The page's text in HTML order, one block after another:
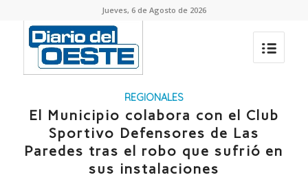
Jueves, 6 de Agosto de 2026
REGIONALES
El Municipio colabora con el Club
Sportivo Defensores de Las
Paredes tras el robo que sufrió en
sus instalaciones